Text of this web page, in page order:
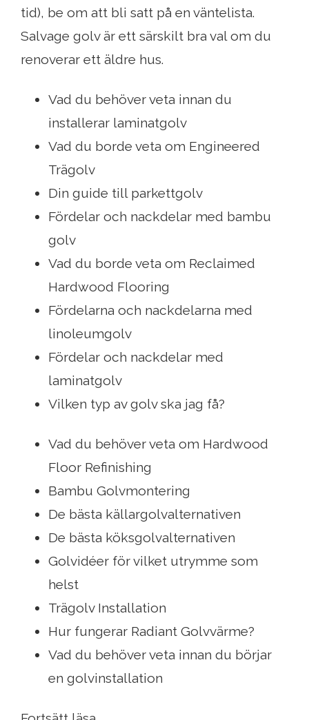
tid), be om att bli satt på en väntelista.
Salvage golv är ett särskilt bra val om du
renoverar ett äldre hus.
Vad du behöver veta innan du
installerar laminatgolv
Vad du borde veta om Engineered
Trägolv
Din guide till parkettgolv
Fördelar och nackdelar med bambu
golv
Vad du borde veta om Reclaimed
Hardwood Flooring
Fördelarna och nackdelarna med
linoleumgolv
Fördelar och nackdelar med
laminatgolv
Vilken typ av golv ska jag få?
Vad du behöver veta om Hardwood
Floor Refinishing
Bambu Golvmontering
De bästa källargolvalternativen
De bästa köksgolvalternativen
Golvidéer för vilket utrymme som
helst
Trägolv Installation
Hur fungerar Radiant Golvvärme?
Vad du behöver veta innan du börjar
en golvinstallation